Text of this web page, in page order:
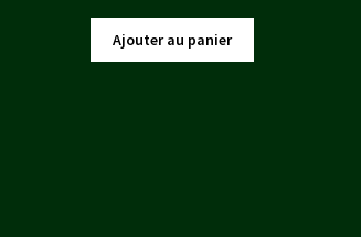
initial
était :
actuel
est :
Ajouter au panier